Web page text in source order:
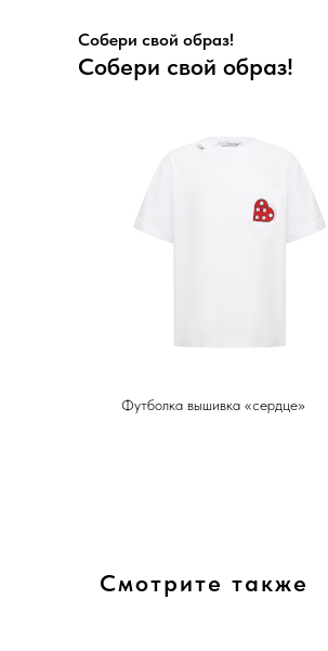
Собери свой образ!
Собери свой образ!
Футболка вышивка «сердце»
Смотрите также